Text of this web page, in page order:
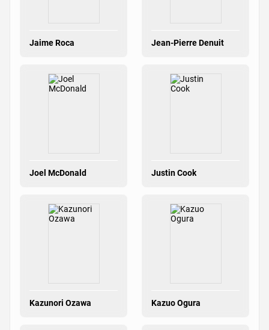
Jaime Roca Jean-Pierre Denuit
Joel McDonald Justin Cook
Kazunori Ozawa Kazuo Ogura